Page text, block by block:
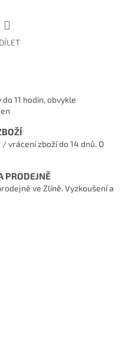
11 hodin, obvykle
vrácení zboží do 14 dnů. O
PRODEJNĚ
ve Zlíně. Vyzkoušení a